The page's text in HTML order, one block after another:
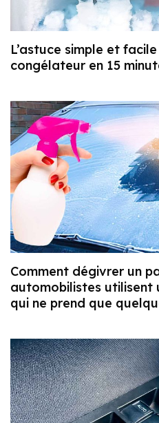
L’astuce simple et
congélateur en 15
Comment dégivrer un
automobilistes utilisent
qui ne prend que